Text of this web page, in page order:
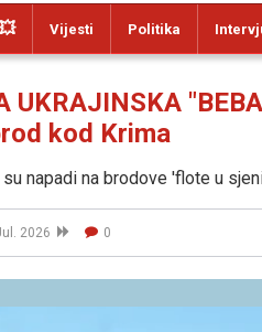
Vijesti Politika
UKRAJINSKA
kod Krima
su napadi na brodove 'flote u
2026 0